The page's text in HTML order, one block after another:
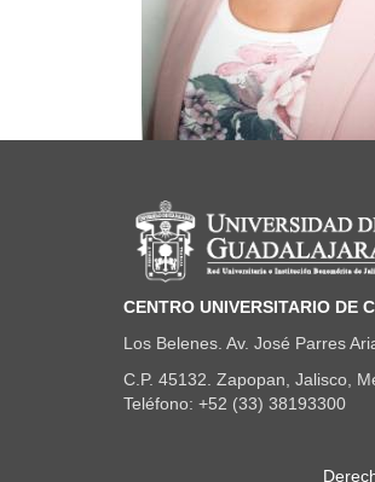
Información del
CENTRO UNIVERSITARIO DE
Los Belenes. Av. José Parres
C.P. 45132. Zapopan, Jalisco,
Teléfono: +52 (33) 38193300